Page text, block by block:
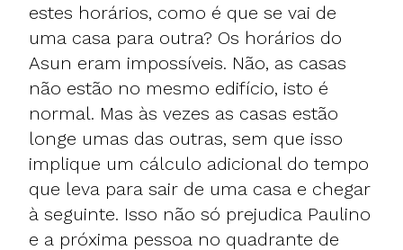
estes horários, como é que se vai de
uma casa para outra? Os horários do
Asun eram impossíveis. Não, as casas
não estão no mesmo edifício, isto é
normal. Mas às vezes as casas estão
longe umas das outras, sem que isso
implique um cálculo adicional do tempo
que leva para sair de uma casa e chegar
à seguinte. Isso não só prejudica Paulino
e a próxima pessoa no quadrante de